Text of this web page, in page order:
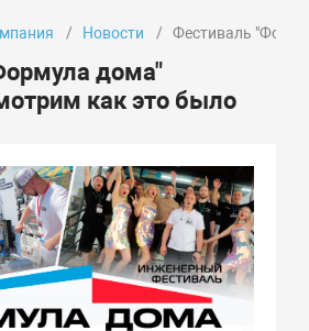
Новости Фестиваль
дома"
как это было